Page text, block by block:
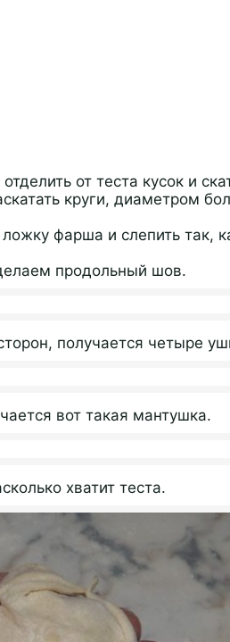
от теста кусок и
круги, диаметром
фарша и слепить так,
продольный шов.
получается четыре
вот такая мантушка.
хватит теста.